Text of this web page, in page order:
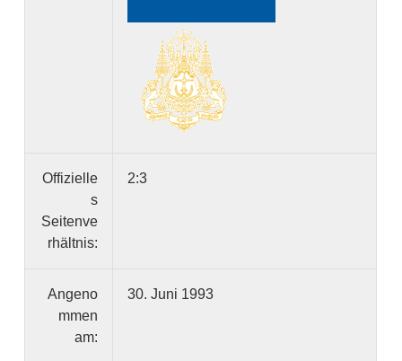
Offizielle
s
Seitenve
rhältnis:
2:3
Angeno
mmen
am:
30. Juni 1993